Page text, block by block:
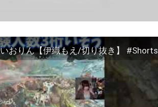
おりん【伊織もえ/切り抜き】 #Shorts